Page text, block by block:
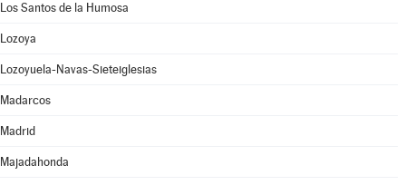
Los Santos de la Humosa
Lozoya
Lozoyuela-Navas-Sieteiglesias
Madarcos
Madrid
Majadahonda